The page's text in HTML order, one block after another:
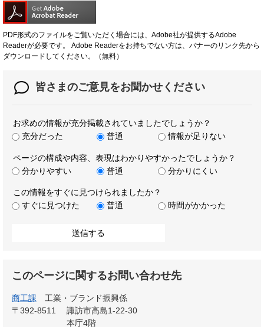
PDF形式のファイルをご覧いただく場合には、Adobe社が提供するAdobe
Readerが必要です。
Adobe Readerをお持ちでない方は、バナーのリンク先から
ダウンロードしてください。（無料）
皆さまのご意見をお聞かせください
お求めの情報が充分掲載されていましたでしょうか？
充分だった
普通 情報が足りない
ページの構成や内容、表現はわかりやすかったでしょうか？
分かりやすい
普通 分かりにくい
この情報をすぐに見つけられましたか？
すぐに見つけた
普通 時間がかかった
このページに関するお問い合わせ先
商工課
工業・ブランド振興係
〒392-8511
諏訪市高島1-22-30
本庁4階